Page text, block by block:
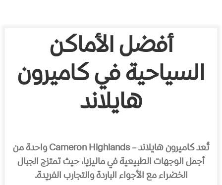
أفضل الأماكن
السياحية في كاميرون
هايلاند
تُعد كاميرون هايلاند – Cameron Highlands واحدة من
أجمل الوجهات الطبيعية في ماليزيا، حيث تمتزج الجبال
الخضراء مع الأجواء الباردة والتجارب الفريدة.